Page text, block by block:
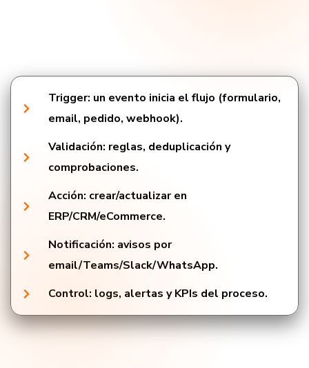
Trigger: un evento inicia el flujo (formulario,
email, pedido, webhook).
Validación: reglas, deduplicación y
comprobaciones.
Acción: crear/actualizar en
ERP/CRM/eCommerce.
Notificación: avisos por
email/Teams/Slack/WhatsApp.
Control: logs, alertas y KPIs del proceso.